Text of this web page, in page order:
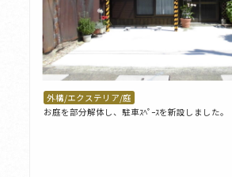
外構/エクステリア/庭
お庭を部分解体し、駐車ｽﾍﾟｰｽを新設しました。